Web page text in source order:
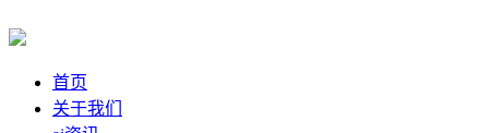
首页
关于我们